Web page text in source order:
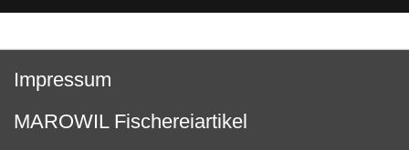
Impressum
MAROWIL Fischereiartikel